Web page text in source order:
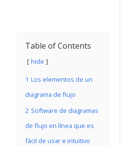
Table of Contents
hide
1 Los elementos de un
diagrama de flujo
2 Software de diagramas
de flujo en línea que es
fácil de usar e intuitivo